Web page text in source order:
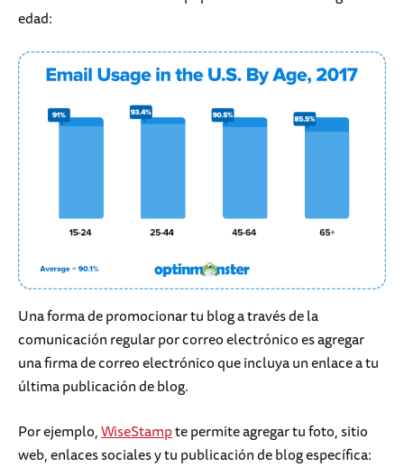
edad:
Una forma de promocionar tu blog a través de la
comunicación regular por correo electrónico es agregar
una firma de correo electrónico que incluya un enlace a tu
última publicación de blog.
Por ejemplo,WiseStampte permite agregar tu foto, sitio
web, enlaces sociales y tu publicación de blog específica: